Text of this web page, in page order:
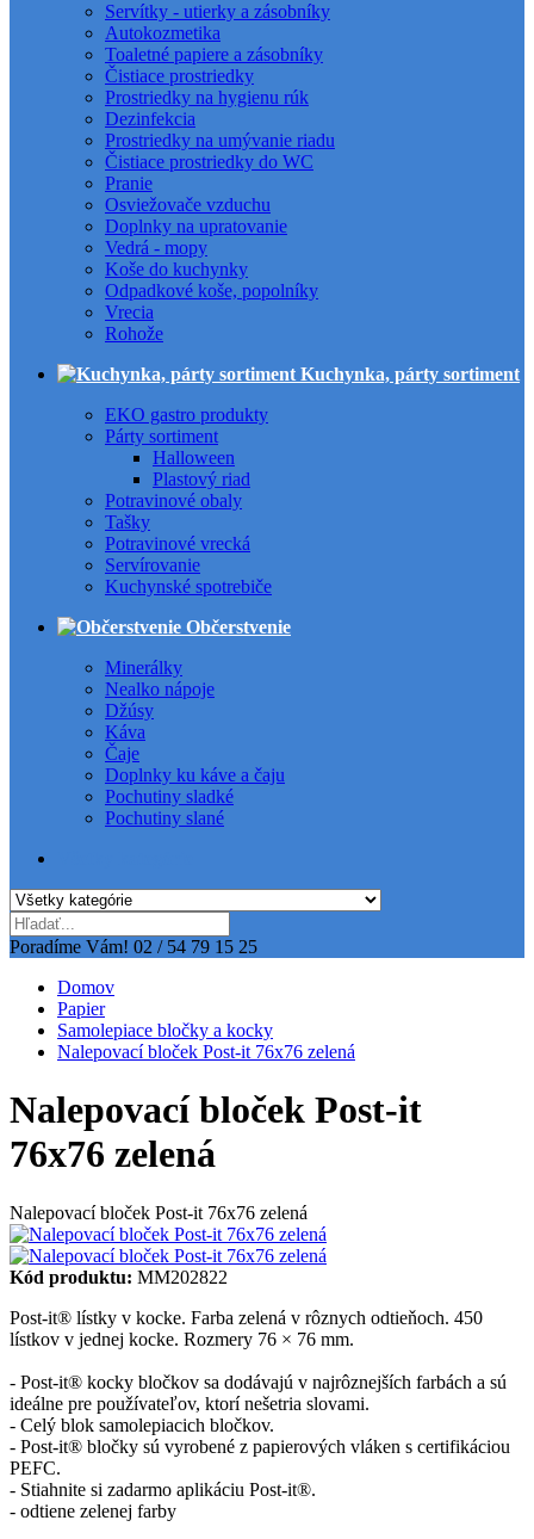
Servítky - utierky a zásobníky
Autokozmetika
Toaletné papiere a zásobníky
Čistiace prostriedky
Prostriedky na hygienu rúk
Dezinfekcia
Prostriedky na umývanie riadu
Čistiace prostriedky do WC
Pranie
Osviežovače vzduchu
Doplnky na upratovanie
Vedrá - mopy
Koše do kuchynky
Odpadkové koše, popolníky
Vrecia
Rohože
Kuchynka, párty sortiment
EKO gastro produkty
Párty sortiment
Halloween
Plastový riad
Potravinové obaly
Tašky
Potravinové vrecká
Servírovanie
Kuchynské spotrebiče
Občerstvenie
Minerálky
Nealko nápoje
Džúsy
Káva
Čaje
Doplnky ku káve a čaju
Pochutiny sladké
Pochutiny slané
Poradíme Vám! 02 / 54 79 15 25
Domov
Papier
Samolepiace bločky a kocky
Nalepovací bloček Post-it 76x76 zelená
Nalepovací bloček Post-it
76x76 zelená
Nalepovací bloček Post-it 76x76 zelená
Kód produktu: MM202822
Post‑it® lístky v kocke. Farba zelená v rôznych odtieňoch. 450
lístkov v jednej kocke. Rozmery 76 × 76 mm.
- Post-it® kocky bločkov sa dodávajú v najrôznejších farbách a sú
ideálne pre používateľov, ktorí nešetria slovami.
- Celý blok samolepiacich bločkov.
- Post-it® bločky sú vyrobené z papierových vláken s certifikáciou
PEFC.
- Stiahnite si zadarmo aplikáciu Post-it®.
- odtiene zelenej farby